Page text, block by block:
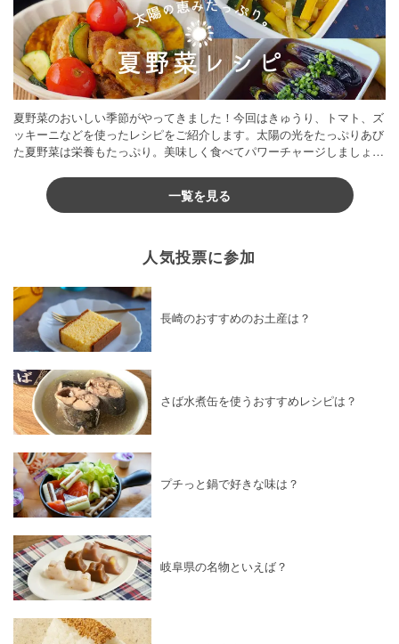
夏野菜のおいしい季節がやってきました！今回はきゅうり、トマト、ズ
ッキーニなどを使ったレシピをご紹介します。太陽の光をたっぷりあび
た夏野菜は栄養もたっぷり。美味しく食べてパワーチャージしましょう
一覧を見る
人気投票に参加
長崎のおすすめのお土産は？
さば水煮缶を使うおすすめレシピは？
プチっと鍋で好きな味は？
岐阜県の名物といえば？